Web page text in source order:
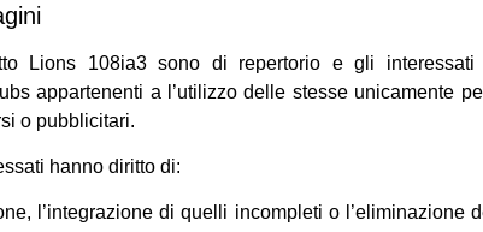
Lions 108ia3 sono di repertorio e gli interessati
appartenenti a l’utilizzo delle stesse unicamente
o pubblicitari.
hanno diritto di:
l’integrazione di quelli incompleti o l’eliminazione